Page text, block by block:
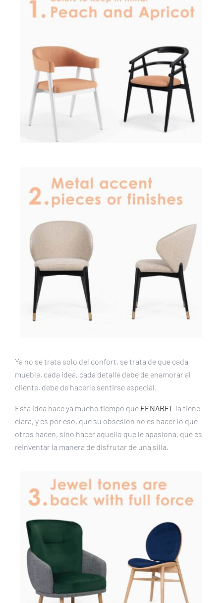
Ya no se trata solo del confort, se trata de que cada
mueble, cada idea, cada detalle debe de enamorar al
cliente, debe de hacerle sentirse especial.
Esta idea hace ya mucho tiempo que FENABEL la tiene
clara, y es por eso, que su obsesión no es hacer lo que
otros hacen, sino hacer aquello que le apasiona, que es
reinventar la manera de disfrutar de una silla.